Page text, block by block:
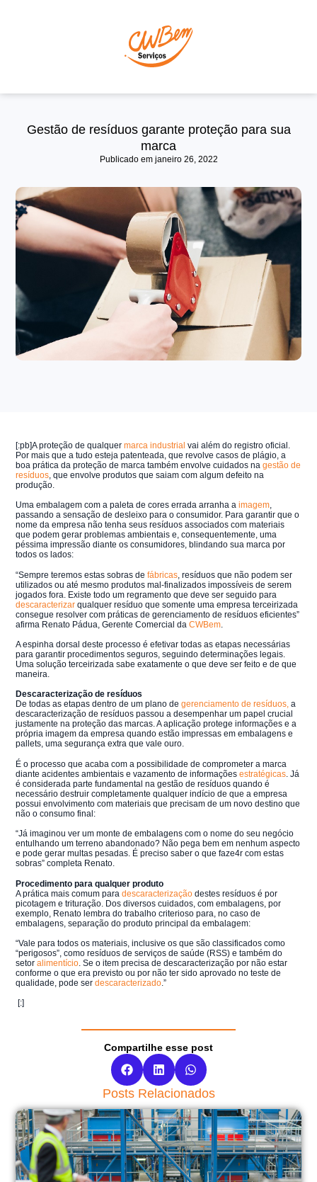
Gestão de resíduos garante proteção para sua
marca
Publicado em janeiro 26, 2022
[:pb]A proteção de qualquermarca industrial vai além do registro oficial.
Por mais que a tudo esteja patenteada, que revolve casos de plágio, a
boa prática da proteção de marca também envolve cuidados nagestão de
resíduos, que envolve produtos que saiam com algum defeito na
produção.
Uma embalagem com a paleta de cores errada arranha aimagem,
passando a sensação de desleixo para o consumidor. Para garantir que o
nome da empresa não tenha seus resíduos associados com materiais
que podem gerar problemas ambientais e, consequentemente, uma
péssima impressão diante os consumidores, blindando sua marca por
todos os lados:
“Sempre teremos estas sobras defábricas , resíduos que não podem ser
utilizados ou até mesmo produtos mal-finalizados impossíveis de serem
jogados fora. Existe todo um regramento que deve ser seguido para
descaracterizar qualquer resíduo que somente uma empresa terceirizada
consegue resolver com práticas de gerenciamento de resíduos eficientes”
afirma Renato Pádua, Gerente Comercial daCWBem
A espinha dorsal deste processo é efetivar todas as etapas necessárias
para garantir procedimentos seguros, seguindo determinações legais.
Uma solução terceirizada sabe exatamente o que deve ser feito e de que
maneira.
Descaracterização de resíduos
De todas as etapas dentro de um plano degerenciamento de resíduos, a
descaracterização de resíduos passou a desempenhar um papel crucial
justamente na proteção das marcas. A aplicação protege informações e a
própria imagem da empresa quando estão impressas em embalagens e
pallets, uma segurança extra que vale ouro.
É o processo que acaba com a possibilidade de comprometer a marca
diante acidentes ambientais e vazamento de informaçõesestratégicas . Já
é considerada parte fundamental na gestão de resíduos quando é
necessário destruir completamente qualquer indício de que a empresa
possui envolvimento com materiais que precisam de um novo destino que
não o consumo final:
“Já imaginou ver um monte de embalagens com o nome do seu negócio
entulhando um terreno abandonado? Não pega bem em nenhum aspecto
e pode gerar multas pesadas. É preciso saber o que faze4r com estas
sobras” completa Renato.
Procedimento para qualquer produto
A prática mais comum paradescaracterização destes resíduos é por
picotagem e trituração. Dos diversos cuidados, com embalagens, por
exemplo, Renato lembra do trabalho criterioso para, no caso de
embalagens, separação do produto principal da embalagem:
“Vale para todos os materiais, inclusive os que são classificados como
“perigosos”, como resíduos de serviços de saúde (RSS) e também do
setoralimentício. Se o item precisa de descaracterização por não estar
conforme o que era previsto ou por não ter sido aprovado no teste de
qualidade, pode serdescaracterizado.”
[:]
Compartilhe esse post
Posts Relacionados